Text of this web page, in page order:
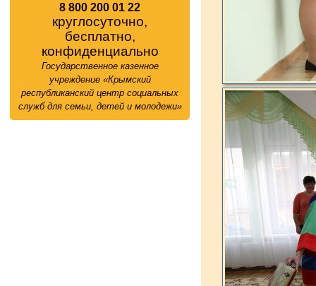
8 800 200 01 22
круглосуточно,
бесплатно,
конфиденциально
Государственное казенное
учреждение «Крымский
республиканский центр социальных
служб для семьи, детей и молодежи»